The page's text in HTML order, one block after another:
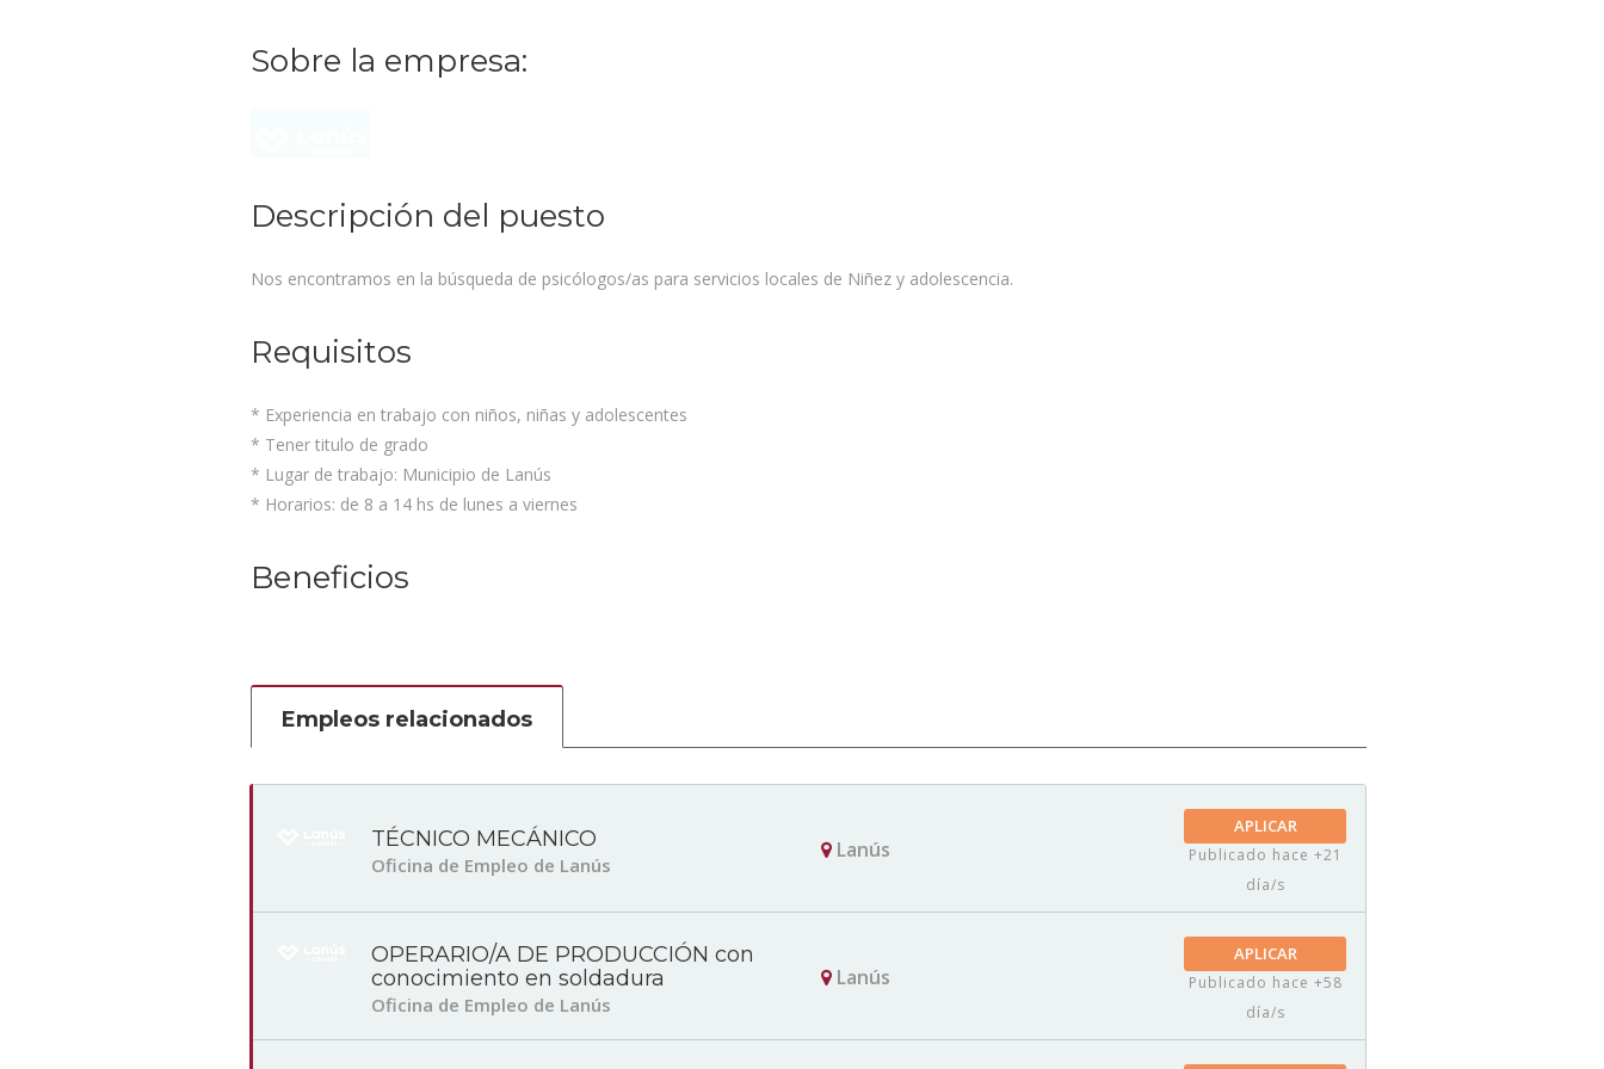
Sobre la empresa:
Descripción del puesto
Nos encontramos en la búsqueda de psicólogos/as para servicios locales de Niñez y adolescencia.
Requisitos
* Experiencia en trabajo con niños, niñas y adolescentes
* Tener titulo de grado
* Lugar de trabajo: Municipio de Lanús
* Horarios: de 8 a 14 hs de lunes a viernes
Beneficios
Empleos relacionados
TÉCNICO MECÁNICO
Oficina de Empleo de Lanús
Lanús
APLICAR
Publicado hace +21
día/s
OPERARIO/A DE PRODUCCIÓN con
conocimiento en soldadura
Oficina de Empleo de Lanús
Lanús
APLICAR
Publicado hace +58
día/s